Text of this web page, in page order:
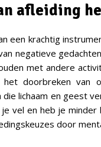
afleiding
een krachtig
negatieve
met andere
het doorbreken van
lichaam en geest
vel en heb je
door